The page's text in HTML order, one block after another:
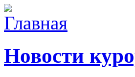
Новости